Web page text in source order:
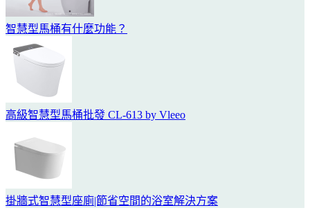
智慧型馬桶有什麼功能？
高級智慧型馬桶批發 CL-613 by Vleeo
掛牆式智慧型座廁|節省空間的浴室解決方案